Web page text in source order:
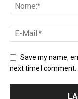
Save my name,
next time I comment.